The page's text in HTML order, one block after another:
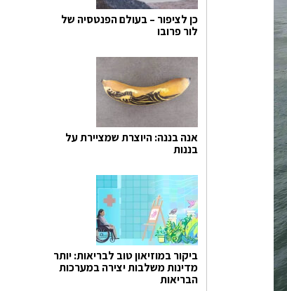
כן לציפור – בעולם הפנטסיה של
לור פרובו
אנה בננה: היוצרת שמציירת על
בננות
ביקור במוזיאון טוב לבריאות: יותר
מדינות משלבות יצירה במערכות
הבריאות